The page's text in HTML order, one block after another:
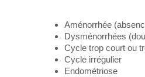
Aménorrhée
Dysménorrhées
Cycle trop court ou
Cycle irrégulier
Endométriose